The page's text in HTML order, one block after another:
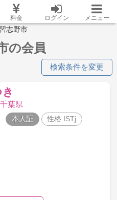
料金 ログイン メニュー
習志野市
の会員
検索条件を変更
葉県
本人証 性格 ISTj